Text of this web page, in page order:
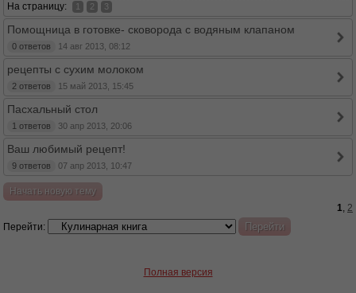
На страницу: 1 2 3
Помощница в готовке- сковорода с водяным клапаном
0 ответов 14 авг 2013, 08:12
рецепты с сухим молоком
2 ответов 15 май 2013, 15:45
Пасхальный стол
1 ответов 30 апр 2013, 20:06
Ваш любимый рецепт!
9 ответов 07 апр 2013, 10:47
Начать новую тему
1, 2
Перейти:
Полная версия